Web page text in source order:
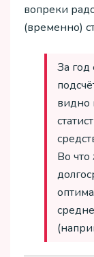
вопреки
(временно)
За год
видно
Во